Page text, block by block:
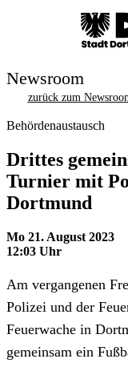
Newsroom
zurück zum
Behördenaustausch
Drittes
Turnier mit
Dortmund
Mo 21. August 2023
12:03 Uhr
Am vergangenen
Polizei und der
Feuerwache in
gemeinsam ein